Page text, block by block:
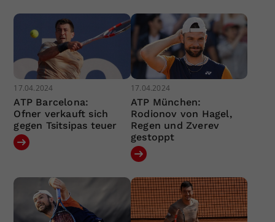
17.04.2024
ATP Barcelona:
Ofner verkauft sich
gegen Tsitsipas teuer
17.04.2024
ATP München:
Rodionov von Hagel,
Regen und Zverev
gestoppt